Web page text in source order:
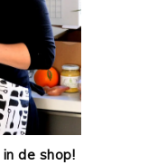
de shop!